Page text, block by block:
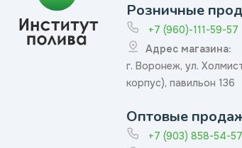
Розничные
+7 (960)-111-59-57
Адрес магазина:
г. Воронеж, ул.
корпус), павильон 136
Оптовые
+7 (903) 858-54-57